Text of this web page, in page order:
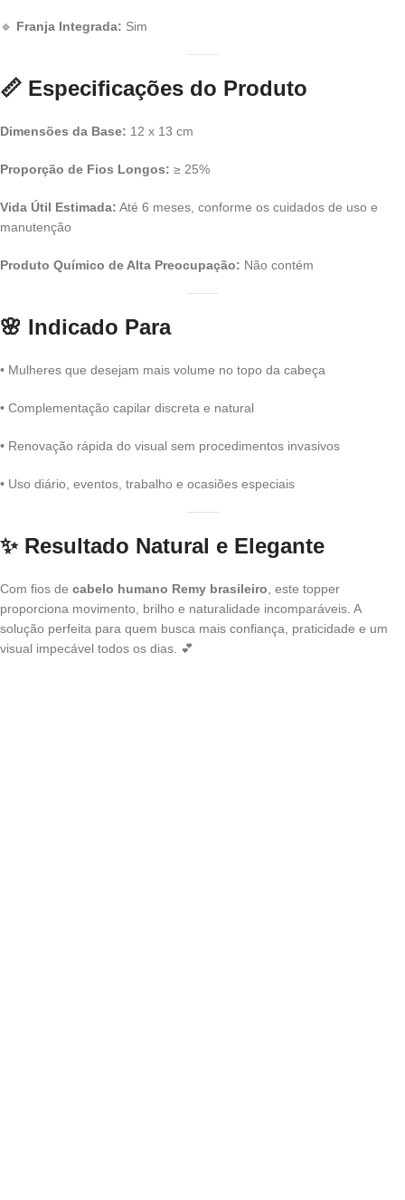
🔹 Franja Integrada: Sim
📏 Especificações do Produto
Dimensões da Base: 12 x 13 cm
Proporção de Fios Longos: ≥ 25%
Vida Útil Estimada: Até 6 meses, conforme os cuidados de uso e
manutenção
Produto Químico de Alta Preocupação: Não contém
🌸 Indicado Para
• Mulheres que desejam mais volume no topo da cabeça
• Complementação capilar discreta e natural
• Renovação rápida do visual sem procedimentos invasivos
• Uso diário, eventos, trabalho e ocasiões especiais
✨ Resultado Natural e Elegante
Com fios de cabelo humano Remy brasileiro, este topper
proporciona movimento, brilho e naturalidade incomparáveis. A
solução perfeita para quem busca mais confiança, praticidade e um
visual impecável todos os dias. 💕